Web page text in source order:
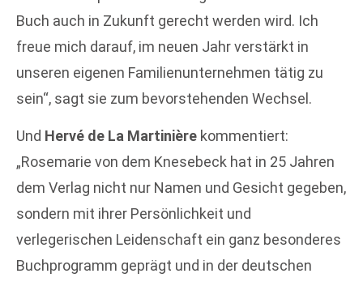
Buch auch in Zukunft gerecht werden wird. Ich
freue mich darauf, im neuen Jahr verstärkt in
unseren eigenen Familienunternehmen tätig zu
sein“, sagt sie zum bevorstehenden Wechsel.
Und Hervé de La Martinière kommentiert:
„Rosemarie von dem Knesebeck hat in 25 Jahren
dem Verlag nicht nur Namen und Gesicht gegeben,
sondern mit ihrer Persönlichkeit und
verlegerischen Leidenschaft ein ganz besonderes
Buchprogramm geprägt und in der deutschen